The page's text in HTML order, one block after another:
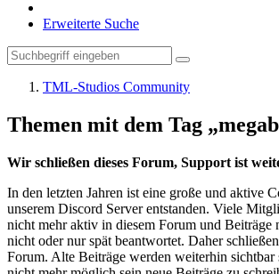
Erweiterte Suche
TML-Studios Community
Themen mit dem Tag
Wir schließen dieses Forum, Support ist
In den letzten Jahren ist eine große und aktive
unserem Discord Server entstanden. Viele
nicht mehr aktiv in diesem Forum und Beiträge
nicht oder nur spät beantwortet. Daher
Forum. Alte Beiträge werden weiterhin sichtbar